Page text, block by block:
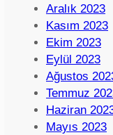
Aralık 2023
Kasım 2023
Ekim 2023
Eylül 2023
Ağustos
Temmuz
Haziran
Mayıs 2023